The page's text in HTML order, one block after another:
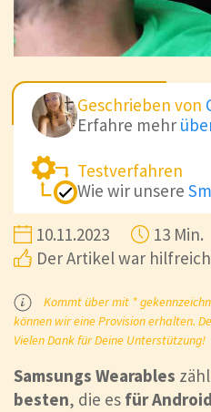
Geschrieben von
Erfahre mehr
Testverfahren
Wie wir unsere
10.11.2023
13 Min.
Der Artikel war
Kommt über mit *
können wir eine Provision erhalten.
Vielen Dank für Deine Unterstützung!
Samsungs Wearables
besten, die es für Android